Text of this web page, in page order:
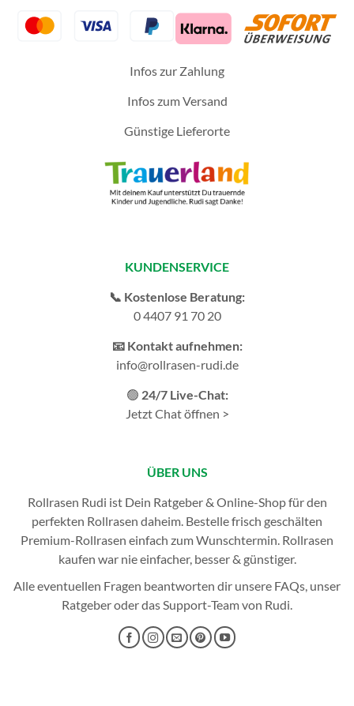
Infos zur Zahlung
Infos zum Versand
Günstige Lieferorte
KUNDENSERVICE
📞 Kostenlose Beratung:
0 4407 91 70 20
📧 Kontakt aufnehmen:
info@rollrasen-rudi.de
🟢 24/7 Live-Chat:
Jetzt Chat öffnen >
ÜBER UNS
Rollrasen Rudi ist Dein Ratgeber & Online-Shop für den
perfekten Rollrasen daheim. Bestelle frisch geschälten
Premium-Rollrasen einfach zum Wunschtermin. Rollrasen
kaufen war nie einfacher, besser & günstiger.
Alle eventuellen Fragen beantworten dir unsere FAQs, unser
Ratgeberoder dasSupport-Teamvon Rudi.